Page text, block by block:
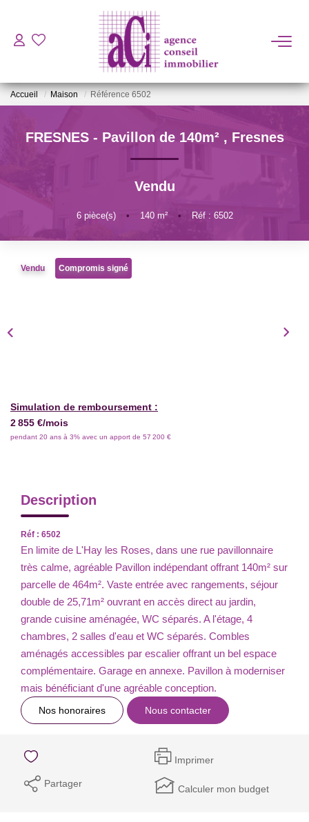
ACHETER
L'AGENCE
CONTACT
Accueil Maison Référence 6502
FRESNES - Pavillon de 140m² , Fresnes
Vendu
6pièce(s) • 140m² • Réf : 6502
Vendu Compromis signé
Simulation de remboursement :
2 855 €/mois
pendant 20 ans à 3% avec un apport de 57 200 €
Description
Réf : 6502
En limite de L'Hay les Roses, dans une rue pavillonnaire
très calme, agréable Pavillon indépendant offrant 140m² sur
parcelle de 464m². Vaste entrée avec rangements, séjour
double de 25,71m² ouvrant en accès direct au jardin,
grande cuisine aménagée, WC séparés. A l'étage, 4
chambres, 2 salles d'eau et WC séparés. Combles
aménagés accessibles par escalier offrant un bel espace
complémentaire. Garage en annexe. Pavillon à moderniser
mais bénéficiant d'une agréable conception.
Nos honoraires Nous contacter
Imprimer
Partager Calculer mon budget